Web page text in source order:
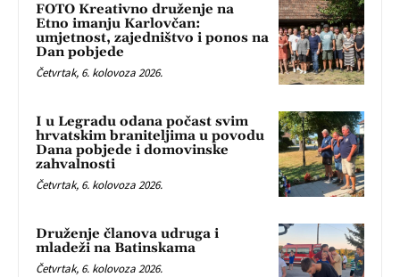
FOTO Kreativno druženje na
Etno imanju Karlovčan:
umjetnost, zajedništvo i ponos na
Dan pobjede
Četvrtak, 6. kolovoza 2026.
I u Legradu odana počast svim
hrvatskim braniteljima u povodu
Dana pobjede i domovinske
zahvalnosti
Četvrtak, 6. kolovoza 2026.
Druženje članova udruga i
mladeži na Batinskama
Četvrtak, 6. kolovoza 2026.